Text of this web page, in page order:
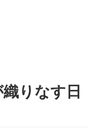
りなす日